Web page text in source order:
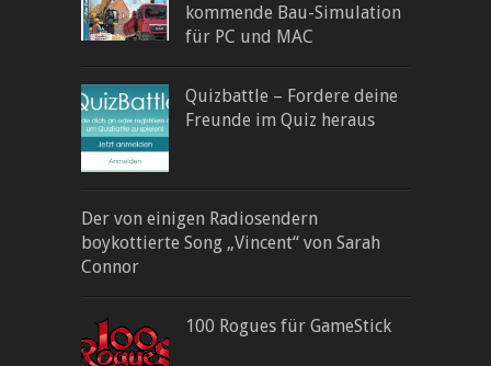
kommende Bau-Simulation
für PC und MAC
Quizbattle – Fordere deine
Freunde im Quiz heraus
Der von einigen Radiosendern
boykottierte Song „Vincent“ von Sarah
Connor
100 Rogues für GameStick